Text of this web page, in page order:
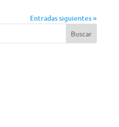
Entradas siguientes »